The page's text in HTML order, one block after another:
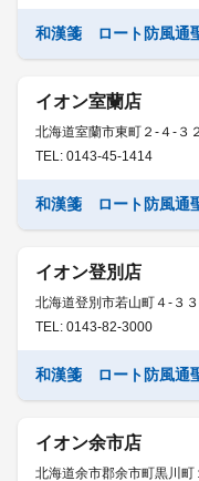
和漢箋 ロート防風通
イオン室蘭店
北海道室蘭市東町２-４-３２
TEL: 0143-45-1414
和漢箋 ロート防風通
イオン登別店
北海道登別市若山町４-３３
TEL: 0143-82-3000
和漢箋 ロート防風通
イオン余市店
北海道余市郡余市町黒川町